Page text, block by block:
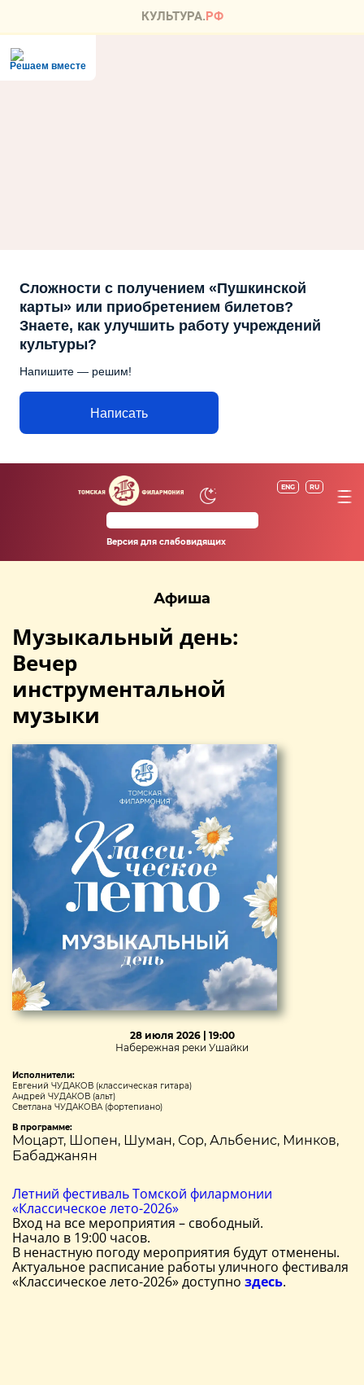
Решаем вместе
Сложности с получением «Пушкинской
карты» или приобретением билетов?
Знаете, как улучшить работу учреждений
культуры?
Напишите — решим!
Написать
ENG RU
Версия для слабовидящих
Афиша
Музыкальный день:
Вечер
инструментальной
музыки
28 июля 2026 | 19:00
Набережная реки Ушайки
Исполнители:
Евгений ЧУДАКОВ (классическая гитара)
Андрей ЧУДАКОВ (альт)
Светлана ЧУДАКОВА (фортепиано)
В программе:
Моцарт, Шопен, Шуман, Сор, Альбенис, Минков,
Бабаджанян
Летний фестиваль Томской филармонии
«Классическое лето-2026»
Вход на все мероприятия – свободный.
Начало в 19:00 часов.
В ненастную погоду мероприятия будут отменены.
Актуальное расписание работы уличного фестиваля
«Классическое лето-2026» доступно здесь.